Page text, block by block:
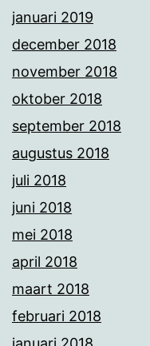
januari 2019
december 2018
november 2018
oktober 2018
september 2018
augustus 2018
juli 2018
juni 2018
mei 2018
april 2018
maart 2018
februari 2018